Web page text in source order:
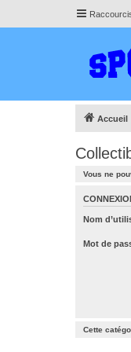
Accueil
Vous ne
Nom
Mot de
Cette